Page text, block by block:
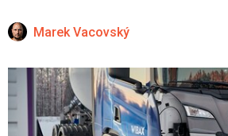
Marek Vacovský